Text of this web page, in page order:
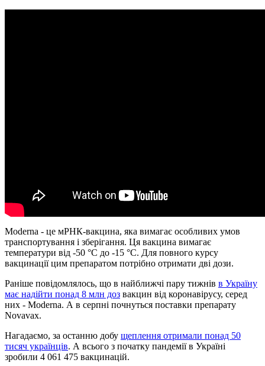
Moderna - це мРНК-вакцина, яка вимагає особливих умов
транспортування і зберігання. Ця вакцина вимагає
температури від -50 °C до -15 °C. Для повного курсу
вакцинації цим препаратом потрібно отримати дві дози.
Раніше повідомлялось, що в найближчі пару тижнів в Україну
має надійти понад 8 млн доз вакцин від коронавірусу, серед
них - Moderna. А в серпні почнуться поставки препарату
Novavax.
Нагадаємо, за останню добу щеплення отримали понад 50
тисяч українців. А всього з початку пандемії в Україні
зробили 4 061 475 вакцинацій.